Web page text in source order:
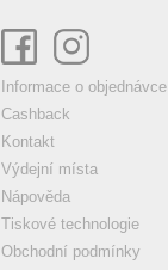
Informace o objednávce
Cashback
Kontakt
Výdejní místa
Nápověda
Tiskové technologie
Obchodní podmínky